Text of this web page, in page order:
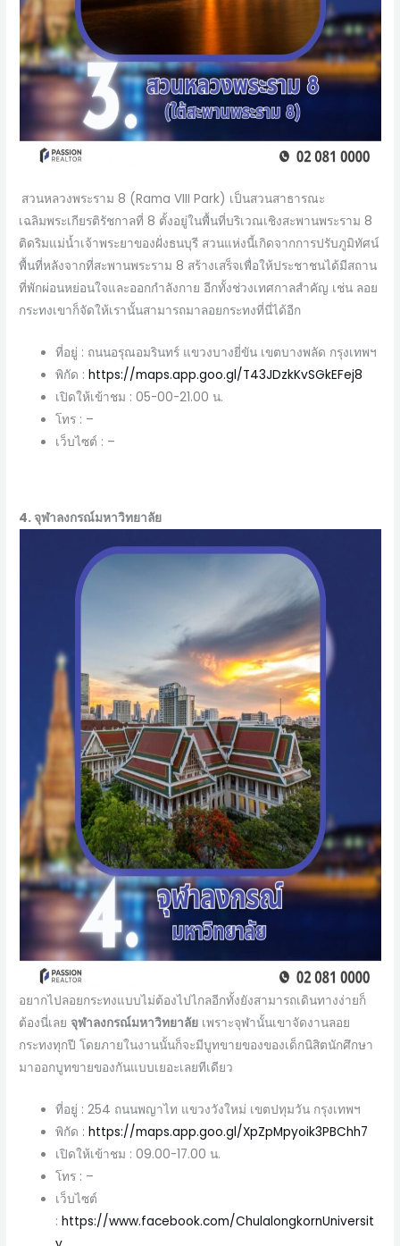
สวนหลวงพระราม 8 (Rama VIII Park) เป็นสวนสาธารณะ
เฉลิมพระเกียรติรัชกาลที่ 8 ตั้งอยู่ในพื้นที่บริเวณเชิงสะพานพระราม 8
ติดริมแม่น้ำเจ้าพระยาของฝั่งธนบุรี สวนแห่งนี้เกิดจากการปรับภูมิทัศน์
พื้นที่หลังจากที่สะพานพระราม 8 สร้างเสร็จเพื่อให้ประชาชนได้มีสถาน
ที่พักผ่อนหย่อนใจและออกกำลังกาย อีกทั้งช่วงเทศกาลสำคัญ เช่น ลอย
กระทงเขาก็จัดให้เรานั้นสามารถมาลอยกระทงที่นี่ได้อีก
ที่อยู่ : ถนนอรุณอมรินทร์ แขวงบางยี่ขัน เขตบางพลัด กรุงเทพฯ
พิกัด :https://maps.app.goo.gl/T43JDzkKvSGkEFej8
เปิดให้เข้าชม : 05-00-21.00 น.
โทร : –
เว็บไซต์ : –
4. จุฬาลงกรณ์มหาวิทยาลัย
อยากไปลอยกระทงแบบไม่ต้องไปไกลอีกทั้งยังสามารถเดินทางง่ายก็
ต้องนี่เลยจุฬาลงกรณ์มหาวิทยาลัย เพราะจุฬานั้นเขาจัดงานลอย
กระทงทุกปี โดยภายในงานนั้นก็จะมีบูทขายของของเด็กนิสิตนักศึกษา
มาออกบูทขายของกันแบบเยอะเลยทีเดียว
ที่อยู่ : 254 ถนนพญาไท แขวงวังใหม่ เขตปทุมวัน กรุงเทพฯ
พิกัด :https://maps.app.goo.gl/XpZpMpyoik3PBChh7
เปิดให้เข้าชม : 09.00-17.00 น.
โทร : –
เว็บไซต์
:https://www.facebook.com/ChulalongkornUniversit